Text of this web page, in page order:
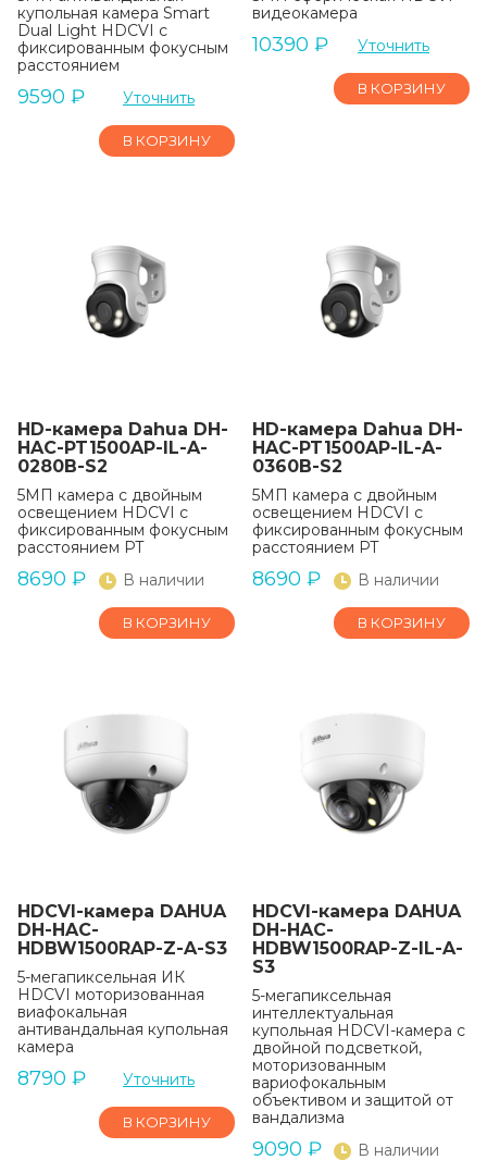
купольная камера Smart
Dual Light HDCVI с
фиксированным фокусным
расстоянием
9590 ₽ Уточнить
В КОРЗИНУ
видеокамера
10390 ₽ Уточнить
В КОРЗИНУ
HD-камера Dahua DH-
HAC-PT1500AP-IL-A-
0280B-S2
5МП камера с двойным
освещением HDCVI с
фиксированным фокусным
расстоянием PT
8690 ₽ В наличии
В КОРЗИНУ
HD-камера Dahua DH-
HAC-PT1500AP-IL-A-
0360B-S2
5МП камера с двойным
освещением HDCVI с
фиксированным фокусным
расстоянием PT
8690 ₽ В наличии
В КОРЗИНУ
HDCVI-камера DAHUA
DH-HAC-
HDBW1500RAP-Z-A-S3
5-мегапиксельная ИК
HDCVI моторизованная
виафокальная
антивандальная купольная
камера
8790 ₽ Уточнить
В КОРЗИНУ
HDCVI-камера DAHUA
DH-HAC-
HDBW1500RAP-Z-IL-A-
S3
5-мегапиксельная
интеллектуальная
купольная HDCVI-камера с
двойной подсветкой,
моторизованным
вариофокальным
объективом и защитой от
вандализма
9090 ₽ В наличии